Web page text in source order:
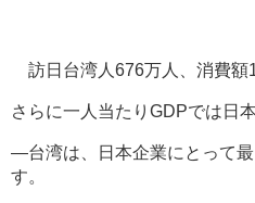
訪日台湾人676万人、消費額
さらに一人当たりGDPでは日
―台湾は、日本企業にとって
す。